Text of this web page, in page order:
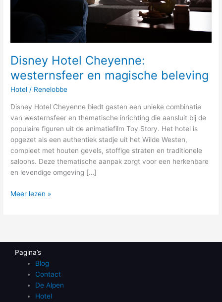
Disney Hotel Cheyenne:
westernsfeer en magische beleving
Hotel / Renelobbe
Disney Hotel Cheyenne biedt gasten een unieke combinatie
van westernsfeer en thematische inrichting die aansluit bij de
populaire figuren uit de animatiefilm Toy Story. Het hotel is
opgezet als een authentiek stadje uit het Wilde Westen,
compleet met houten gevels, stoffige straten en traditionele
saloons. Deze thematische aanpak zorgt voor een herkenbare
en levendige omgeving […]
Meer lezen »
Pagina’s
Blog
Contact
De Alpen
Hotel